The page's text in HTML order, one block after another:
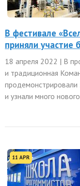
В фестивале
приняли участие
18 апреля 2022 | В
и традиционная
продемонстрировали
и узнали много
11 APR